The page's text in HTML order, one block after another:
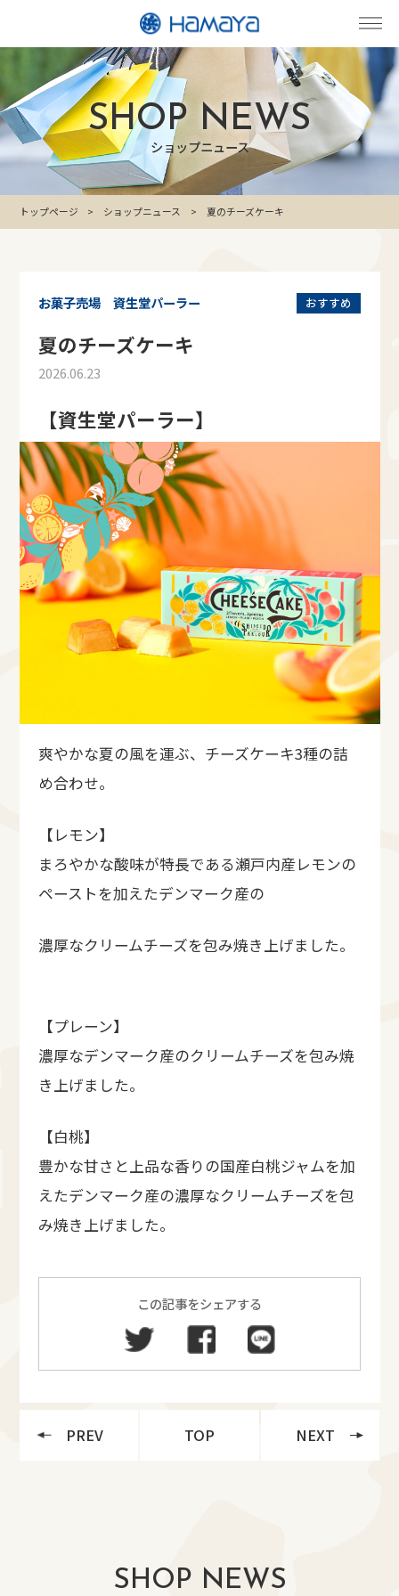
SHOP NEWS
ショップニュース
トップページ ショップニュース 夏のチーズケーキ
おすすめ
お菓子売場 資生堂パーラー
夏のチーズケーキ
2026.06.23
【資生堂パーラー】
爽やかな夏の風を運ぶ、チーズケーキ3種の詰
め合わせ。
【レモン】
まろやかな酸味が特⻑である瀬⼾内産レモンの
ペーストを加えたデンマーク産の
濃厚なクリームチーズを包み焼き上げました。
【プレーン】
濃厚なデンマーク産のクリームチーズを包み焼
き上げました。
【白桃】
豊かな甘さと上品な⾹りの国産白桃ジャムを加
えたデンマーク産の濃厚なクリームチーズを包
み焼き上げました。
この記事をシェアする
PREV TOP NEXT
SHOP NEWS